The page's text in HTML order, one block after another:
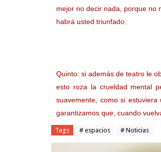
mejor no decir nada, porque no
habrá usted triunfado.
Quinto: si además de teatro le
esto roza la crueldad mental
suavemente, como si
garantizamos que, cuando
Tags # espacios # Noticias